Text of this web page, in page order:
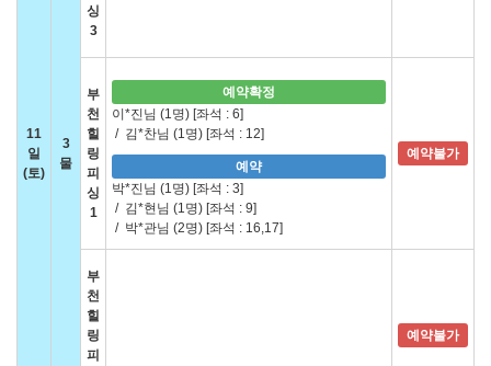
11
일
(토)
3
물
싱
3
부
천
힐
링
피
싱
1
예약확정
이*진님 (1명) [좌석 : 6]
/ 김*찬님 (1명) [좌석 : 12]
예약
박*진님 (1명) [좌석 : 3]
/ 김*현님 (1명) [좌석 : 9]
/ 박*관님 (2명) [좌석 : 16,17]
예약불가
부
천
힐
링
피
예약불가